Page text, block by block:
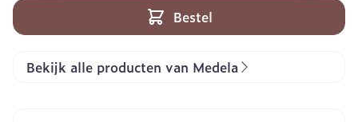
Bestel
Bekijk alle producten van Medela